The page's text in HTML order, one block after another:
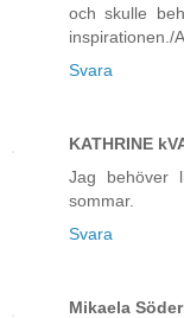
och skulle
inspirationen./
Svara
KATHRINE
Jag behöver
sommar.
Svara
Mikaela